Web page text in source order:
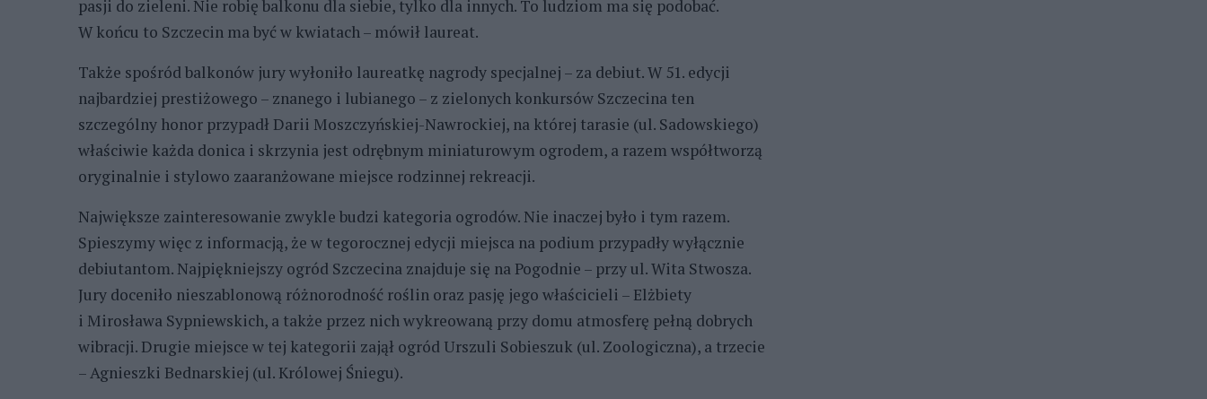
pasji do zieleni. Nie robię balkonu dla siebie, tylko dla innych. To ludziom ma się podobać.
W końcu to Szczecin ma być w kwiatach – mówił laureat.
Także spośród balkonów jury wyłoniło laureatkę nagrody specjalnej – za debiut. W 51. edycji
najbardziej prestiżowego – znanego i lubianego – z zielonych konkursów Szczecina ten
szczególny honor przypadł Darii Moszczyńskiej-Nawrockiej, na której tarasie (ul. Sadowskiego)
właściwie każda donica i skrzynia jest odrębnym miniaturowym ogrodem, a razem współtworzą
oryginalnie i stylowo zaaranżowane miejsce rodzinnej rekreacji.
Największe zainteresowanie zwykle budzi kategoria ogrodów. Nie inaczej było i tym razem.
Spieszymy więc z informacją, że w tegorocznej edycji miejsca na podium przypadły wyłącznie
debiutantom. Najpiękniejszy ogród Szczecina znajduje się na Pogodnie – przy ul. Wita Stwosza.
Jury doceniło nieszablonową różnorodność roślin oraz pasję jego właścicieli – Elżbiety
i Mirosława Sypniewskich, a także przez nich wykreowaną przy domu atmosferę pełną dobrych
wibracji. Drugie miejsce w tej kategorii zajął ogród Urszuli Sobieszuk (ul. Zoologiczna), a trzecie
– Agnieszki Bednarskiej (ul. Królowej Śniegu).